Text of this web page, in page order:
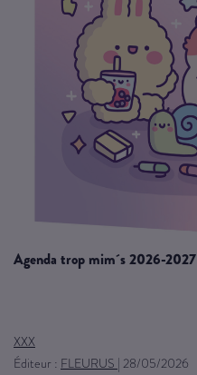
agenda trop mim´s 2026-2027
XXX
Éditeur : FLEURUS | 28/05/2026